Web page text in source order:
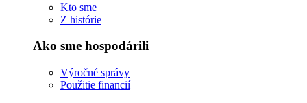
Kto sme
Z histórie
Ako sme hospodárili
Výročné správy
Použitie financií